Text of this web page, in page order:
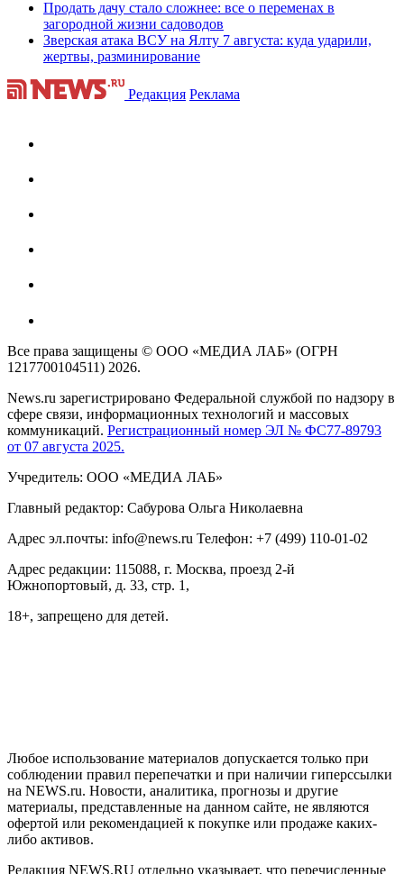
Продать дачу стало сложнее: все о переменах в
загородной жизни садоводов
Зверская атака ВСУ на Ялту 7 августа: куда ударили,
жертвы, разминирование
Редакция Реклама
Все права защищены © ООО «МЕДИА ЛАБ» (ОГРН
1217700104511) 2026.
News.ru зарегистрировано Федеральной службой по надзору в
сфере связи, информационных технологий и массовых
коммуникаций. Регистрационный номер ЭЛ № ФС77-89793
от 07 августа 2025.
Учредитель: ООО «МЕДИА ЛАБ»
Главный редактор: Сабурова Ольга Николаевна
Адрес эл.почты: info@news.ru Телефон: +7 (499) 110-01-02
Адрес редакции: 115088, г. Москва, проезд 2-й
Южнопортовый, д. 33, стр. 1,
18+, запрещено для детей.
Любое использование материалов допускается только при
соблюдении правил перепечатки и при наличии гиперссылки
на NEWS.ru. Новости, аналитика, прогнозы и другие
материалы, представленные на данном сайте, не являются
офертой или рекомендацией к покупке или продаже каких-
либо активов.
Редакция NEWS.RU отдельно указывает, что перечисленные